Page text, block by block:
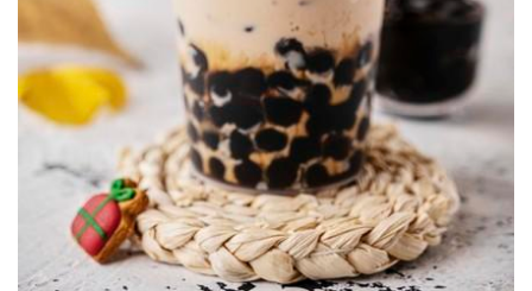
身
視
頻